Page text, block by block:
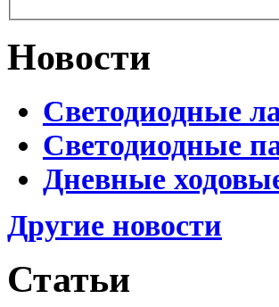
Новости
Светодиодные
Светодиодные
Дневные
Другие новости
Статьи